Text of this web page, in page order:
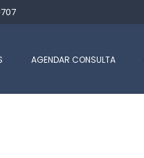
AGENDAR CONSULTA